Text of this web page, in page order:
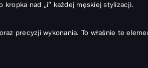
kropka nad „i” każdej męskiej stylizacji.
precyzji wykonania. To właśnie te